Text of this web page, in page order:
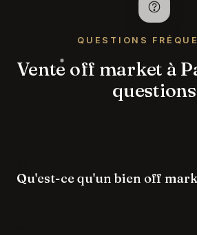
QUESTIONS
Vente off market à
questions
Qu'est-ce qu'un bien off